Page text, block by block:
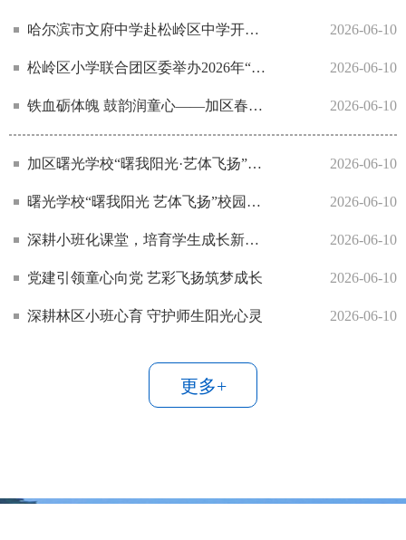
2026-06-10
哈尔滨市文府中学赴松岭区中学开展慰问交流活动
2026-06-10
松岭区小学联合团区委举办2026年“岭上雏鹰团团杯”夏季足球比赛
2026-06-10
铁血砺体魄 鼓韵润童心——加区春苗幼儿园开展多元特色活动赋能幼儿成长
2026-06-10
加区曙光学校“曙我阳光·艺体飞扬”阳光教育成果文艺汇演焕彩登场
2026-06-10
曙光学校“曙我阳光 艺体飞扬”校园趣味运动会
2026-06-10
深耕小班化课堂，培育学生成长新动能—— 呼中区第一中学小班化教学改革实践与探索
2026-06-10
党建引领童心向党 艺彩飞扬筑梦成长
2026-06-10
深耕林区小班心育 守护师生阳光心灵
更多+